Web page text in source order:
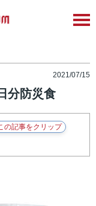
2021/07/15
分防災食